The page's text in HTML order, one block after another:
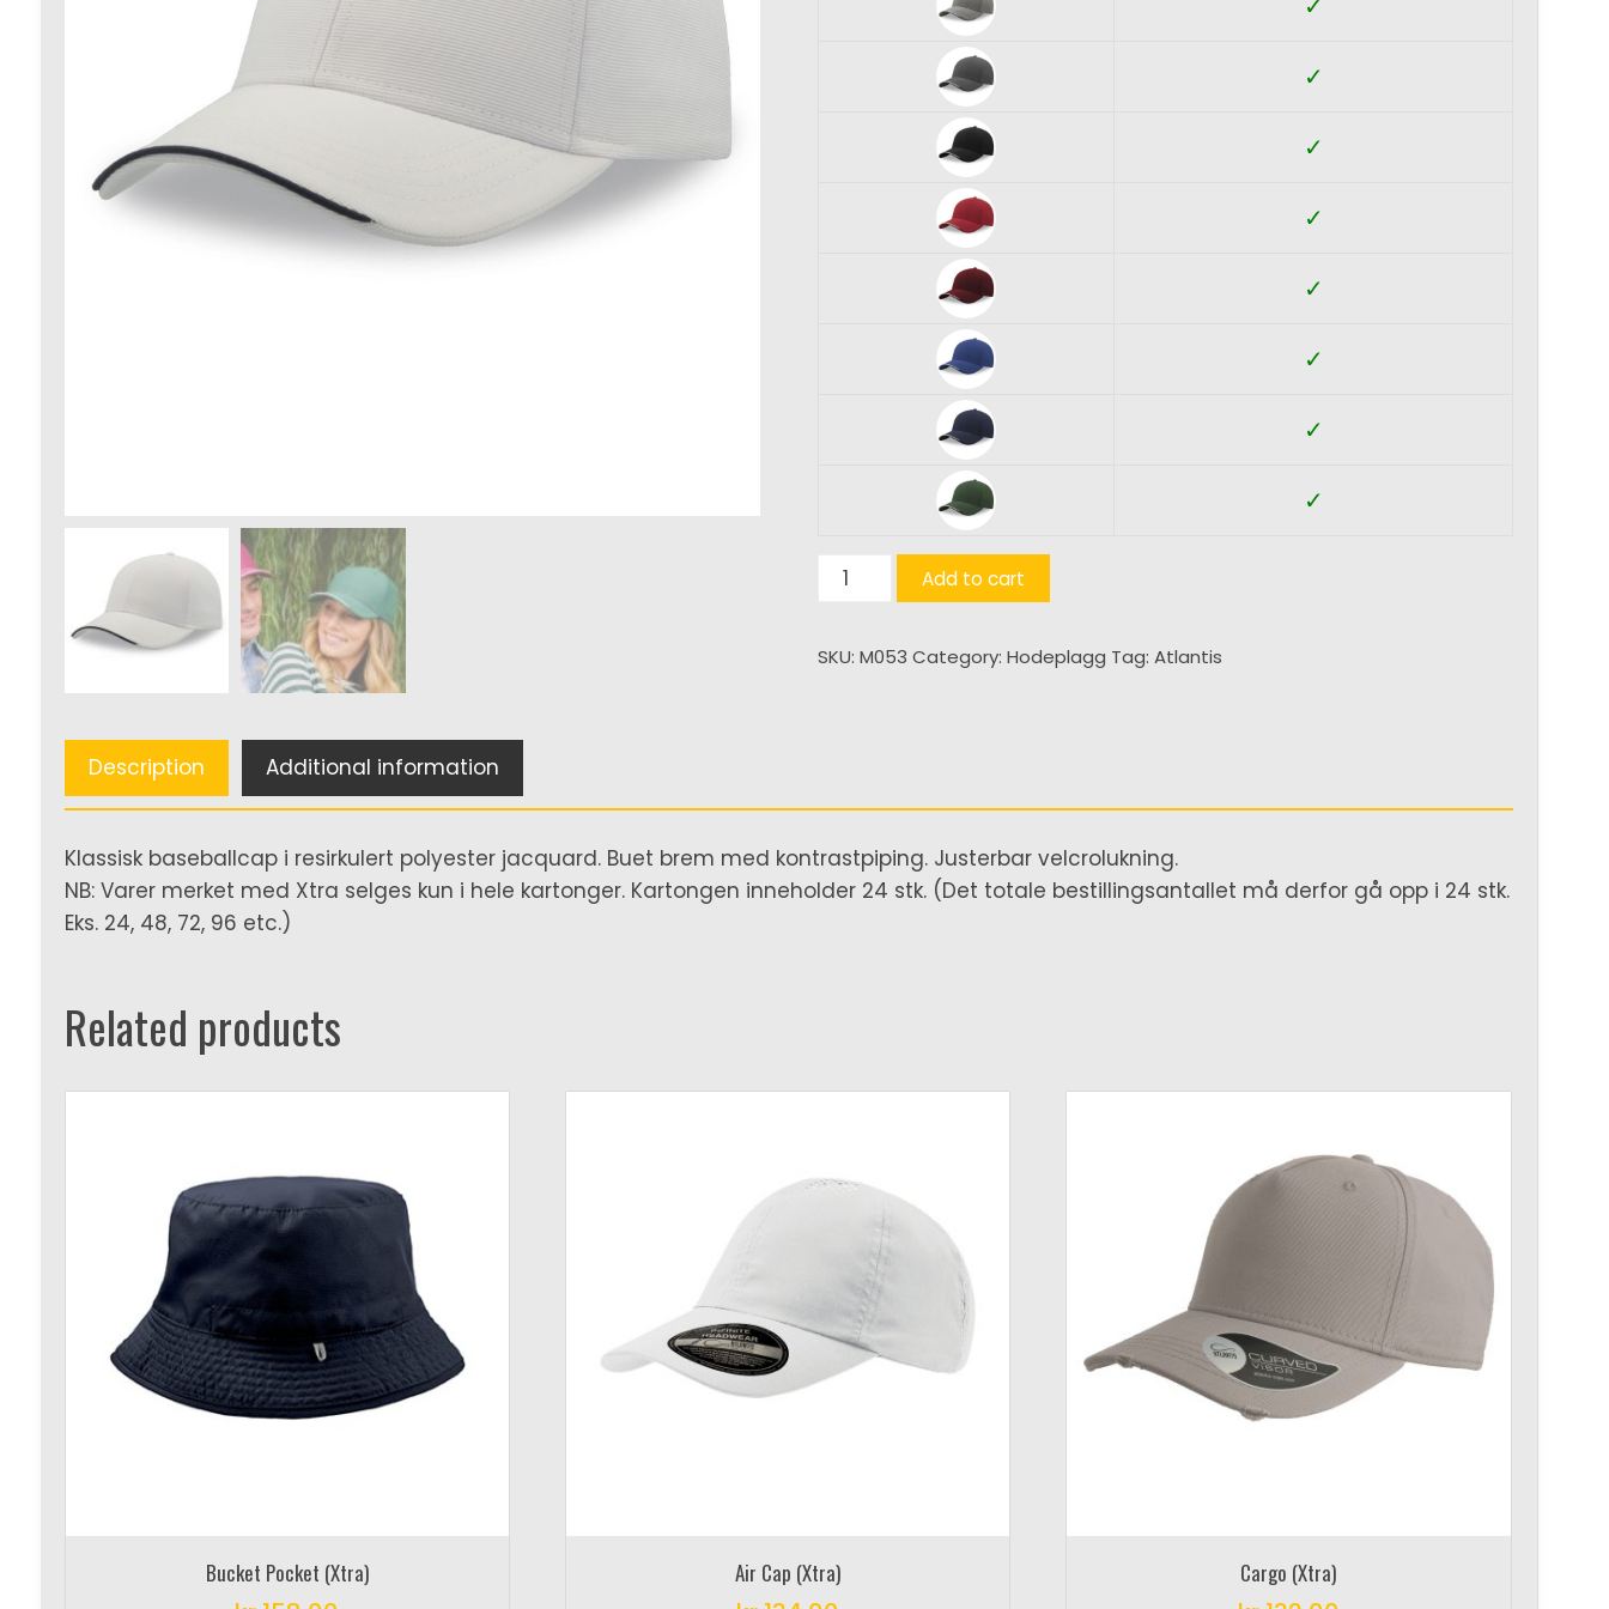
✓
✓
✓
✓
✓
✓
✓
Estoril-
Add to cart
SKU:M053 Category:Hodeplagg Tag:Atlantis
Description Additional information
Klassisk baseballcap i resirkulert polyester jacquard. Buet brem med kontrastpiping. Justerbar velcrolukning.
NB: Varer merket med Xtra selges kun i hele kartonger. Kartongen inneholder 24 stk. (Det totale bestillingsantallet må derfor gå opp i 24 stk.
Eks. 24, 48, 72, 96 etc.)
Related products
Bucket Pocket (Xtra) Air Cap (Xtra) Cargo (Xtra)